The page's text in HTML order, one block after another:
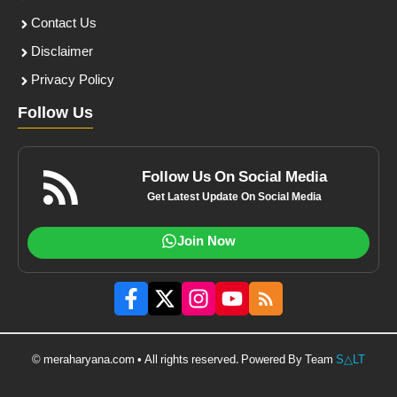
Contact Us
Disclaimer
Privacy Policy
Follow Us
Follow Us On Social Media
Get Latest Update On Social Media
Join Now
© meraharyana.com • All rights reserved. Powered By Team S△LT